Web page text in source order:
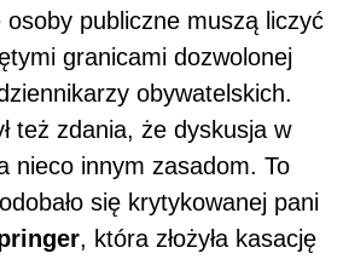
osoby publiczne muszą liczyć
granicami dozwolonej
obywatelskich.
też zdania, że dyskusja w
nieco innym zasadom. To
się krytykowanej pani
, która złożyła kasację